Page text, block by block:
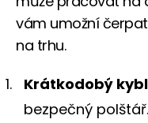
vám umožní
na trhu.
Krátkodobý
bezpečný